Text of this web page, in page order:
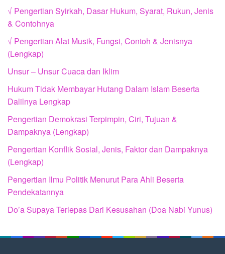
√ Pengertian Syirkah, Dasar Hukum, Syarat, Rukun, Jenis
& Contohnya
√ Pengertian Alat Musik, Fungsi, Contoh & Jenisnya
(Lengkap)
Unsur – Unsur Cuaca dan Iklim
Hukum Tidak Membayar Hutang Dalam Islam Beserta
Dalilnya Lengkap
Pengertian Demokrasi Terpimpin, Ciri, Tujuan &
Dampaknya (Lengkap)
Pengertian Konflik Sosial, Jenis, Faktor dan Dampaknya
(Lengkap)
Pengertian Ilmu Politik Menurut Para Ahli Beserta
Pendekatannya
Do’a Supaya Terlepas Dari Kesusahan (Doa Nabi Yunus)